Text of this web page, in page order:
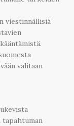
viestinnällisiä
valitaan